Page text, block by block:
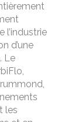
d’une
Le
les